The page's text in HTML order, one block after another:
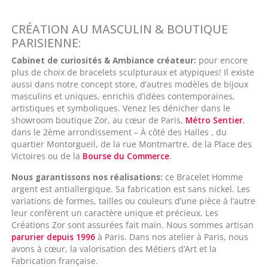
CRÉATION AU MASCULIN & BOUTIQUE
PARISIENNE:
Cabinet de curiosités & Ambiance créateur: pour encore
plus de choix de bracelets sculpturaux et atypiques! Il existe
aussi dans notre concept store, d’autres modèles de bijoux
masculins et uniques, enrichis d’idées contemporaines,
artistiques et symboliques. Venez les dénicher dans le
showroom boutique Zor, au cœur de Paris, Métro Sentier,
dans le 2ème arrondissement – À côté des Halles , du
quartier Montorgueil, de la rue Montmartre, de la Place des
Victoires ou de la Bourse du Commerce.
Nous garantissons nos réalisations: ce Bracelet Homme
argent est antiallergique. Sa fabrication est sans nickel. Les
variations de formes, tailles ou couleurs d’une pièce à l’autre
leur confèrent un caractère unique et précieux. Les
Créations Zor sont assurées fait main. Nous sommes artisan
parurier depuis 1996à Paris. Dans nos atelier à Paris, nous
avons à cœur, la valorisation des Métiers d’Art et la
Fabrication française.